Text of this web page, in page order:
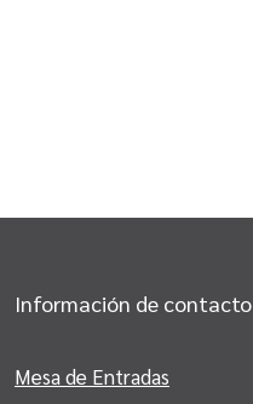
Información de contacto
Mesa de Entradas